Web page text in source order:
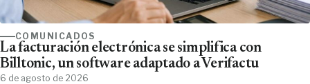
COMUNICADOS
La facturación electrónica se simplifica con
Billtonic, un software adaptado a Verifactu
6 de agosto de 2026